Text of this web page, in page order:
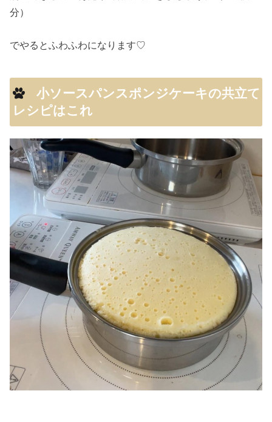
分）
でやるとふわふわになります♡
小ソースパンスポンジケーキの共立て
レシピはこれ